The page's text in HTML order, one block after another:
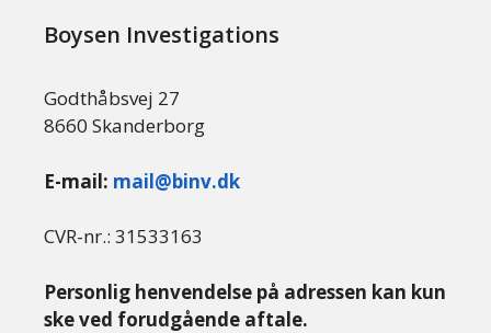
Boysen Investigations
Godthåbsvej 27
8660 Skanderborg
E-mail: mail@binv.dk
CVR-nr.: 31533163
Personlig henvendelse på adressen kan kun
ske ved forudgående aftale.